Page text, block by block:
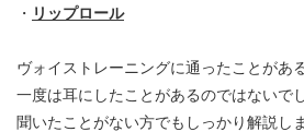
・ リップロール
ヴォイストレーニングに通ったことがあ
一度は耳にしたことがあるのではないで
聞いたことがない方でもしっかり解説し